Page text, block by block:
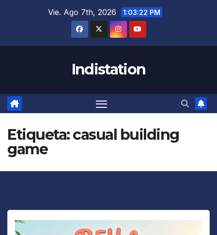
Vie. Ago 7th, 2026 1:03:22 PM
Indistation
Etiqueta:casual building
game